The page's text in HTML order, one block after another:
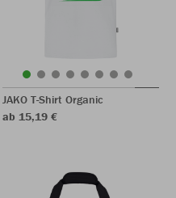
JAKO T-Shirt Organic
ab 15,19 €